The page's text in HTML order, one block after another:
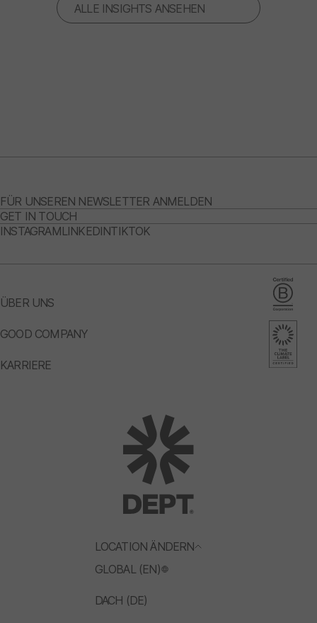
ALLE INSIGHTS ANSEHEN
LOCATION ÄNDERN
GLOBAL (EN)
DACH (DE)
ÜBER UNS
GOOD COMPANY
KARRIERE
FÜR UNSEREN NEWSLETTER ANMELDEN
GET IN TOUCH
INSTAGRAMLINKEDINTIKTOK